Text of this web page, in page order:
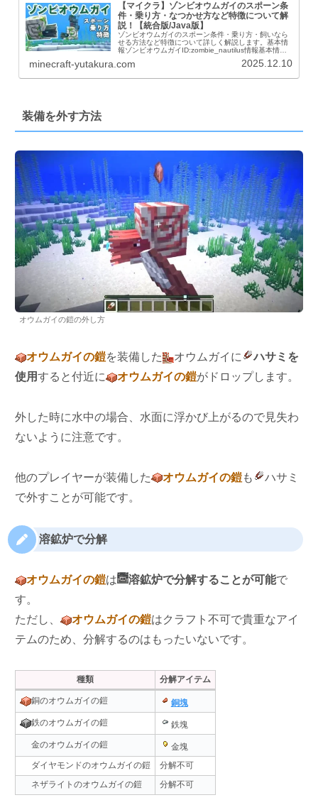
【マイクラ】ゾンビオウムガイのスポーン条
件・乗り方・なつかせ方など特徴について解
説！【統合版/Java版】
ゾンビオウムガイのスポーン条件・乗り方・飼いなら
せる方法など特徴について詳しく解説します。基本情
報ゾンビオウムガイID:zombie_nautilus情報基本情報
ガイ体力×7.5(15)ド...
minecraft-yutakura.com 2025.12.10
装備を外す方法
オウムガイの鎧の外し方
オウムガイの鎧を装備した オウムガイに
ハサミを
使用すると付近に オウムガイの鎧がドロップします。
外した時に水中の場合、水面に浮かび上がるので見失わ
ないように注意です。
他のプレイヤーが装備した オウムガイの鎧も
ハサミ
で外すことが可能です。
溶鉱炉で分解
オウムガイの鎧は 溶鉱炉で分解することが可能で
す。
ただし、
オウムガイの鎧はクラフト不可で貴重なアイ
テムのため、分解するのはもったいないです。
種類 分解アイテム
銅のオウムガイの鎧 銅塊
鉄のオウムガイの鎧 鉄塊
金のオウムガイの鎧 金塊
ダイヤモンドのオウムガイの鎧 分解不可
ネザライトのオウムガイの鎧 分解不可